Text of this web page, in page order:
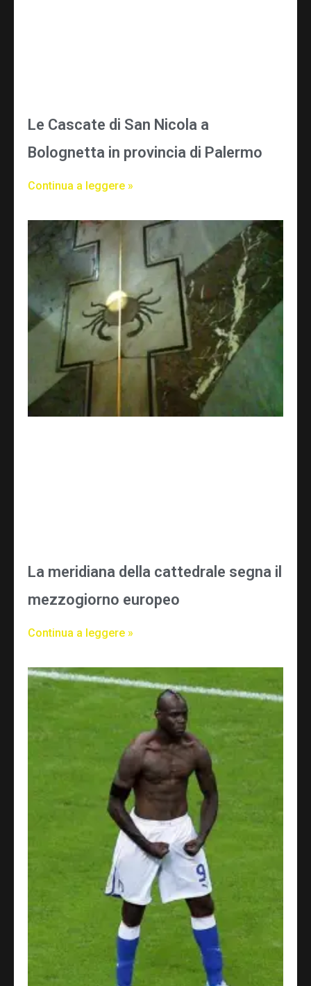
Le Cascate di San Nicola a
Bolognetta in provincia di Palermo
Continua a leggere »
La meridiana della cattedrale segna il
mezzogiorno europeo
Continua a leggere »